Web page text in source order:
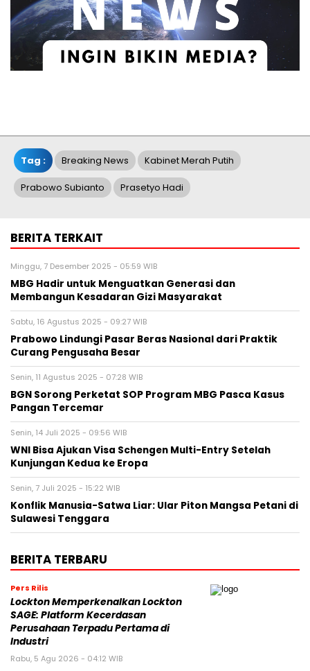
Tag : Breaking News Kabinet Merah Putih
Prabowo Subianto Prasetyo Hadi
BERITA TERKAIT
Minggu, 7 Desember 2025 - 05:59 WIB
MBG Hadir untuk Menguatkan Generasi dan
Membangun Kesadaran Gizi Masyarakat
Sabtu, 16 Agustus 2025 - 09:27 WIB
Prabowo Lindungi Pasar Beras Nasional dari Praktik
Curang Pengusaha Besar
Senin, 11 Agustus 2025 - 07:28 WIB
BGN Sorong Perketat SOP Program MBG Pasca Kasus
Pangan Tercemar
Senin, 14 Juli 2025 - 09:56 WIB
WNI Bisa Ajukan Visa Schengen Multi-Entry Setelah
Kunjungan Kedua ke Eropa
Senin, 7 Juli 2025 - 15:22 WIB
Konflik Manusia-Satwa Liar: Ular Piton Mangsa Petani di
Sulawesi Tenggara
BERITA TERBARU
Pers Rilis
Lockton Memperkenalkan Lockton
SAGE: Platform Kecerdasan
Perusahaan Terpadu Pertama di
Industri
Rabu, 5 Agu 2026 - 04:12 WIB